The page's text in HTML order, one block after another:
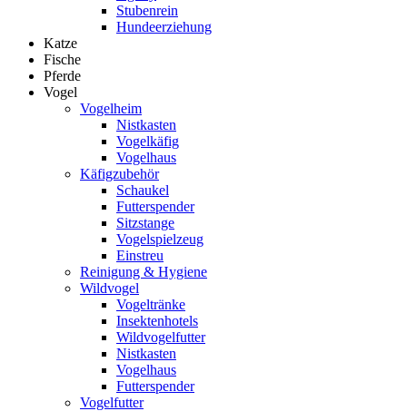
Stubenrein
Hundeerziehung
Katze
Fische
Pferde
Vogel
Vogelheim
Nistkasten
Vogelkäfig
Vogelhaus
Käfigzubehör
Schaukel
Futterspender
Sitzstange
Vogelspielzeug
Einstreu
Reinigung & Hygiene
Wildvogel
Vogeltränke
Insektenhotels
Wildvogelfutter
Nistkasten
Vogelhaus
Futterspender
Vogelfutter